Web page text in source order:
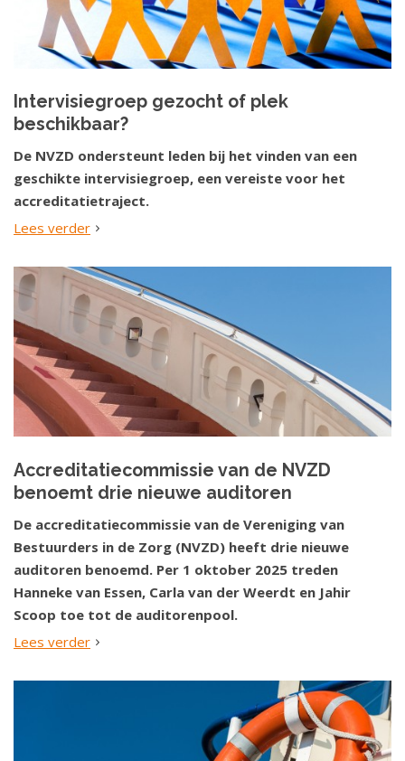
Intervisiegroep gezocht of plek
beschikbaar?
De NVZD ondersteunt leden bij het vinden van een
geschikte intervisiegroep, een vereiste voor het
accreditatietraject.
Lees verder
Accreditatiecommissie van de NVZD
benoemt drie nieuwe auditoren
De accreditatiecommissie van de Vereniging van
Bestuurders in de Zorg (NVZD) heeft drie nieuwe
auditoren benoemd. Per 1 oktober 2025 treden
Hanneke van Essen, Carla van der Weerdt en Jahir
Scoop toe tot de auditorenpool.
Lees verder